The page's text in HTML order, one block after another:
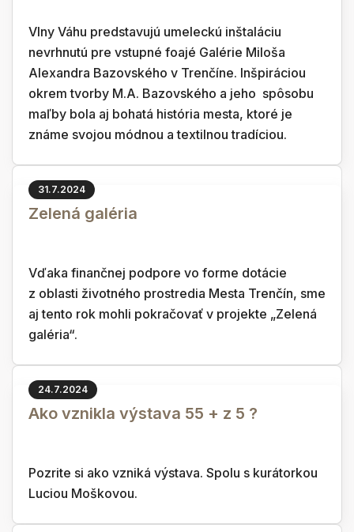
Vlny Váhu predstavujú umeleckú inštaláciu
nevrhnutú pre vstupné foajé Galérie Miloša
Alexandra Bazovského v Trenčíne. Inšpiráciou
okrem tvorby M.A. Bazovského a jeho spôsobu
maľby bola aj bohatá história mesta, ktoré je
známe svojou módnou a textilnou tradíciou.
31.7.2024
Zelená galéria
Vďaka finančnej podpore vo forme dotácie
z oblasti životného prostredia Mesta Trenčín, sme
aj tento rok mohli pokračovať v projekte „Zelená
galéria“.
24.7.2024
Ako vznikla výstava 55 + z 5 ?
Pozrite si ako vzniká výstava. Spolu s kurátorkou
Luciou Moškovou.